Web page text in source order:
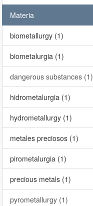
Materia
biometallurgy (1)
biometalurgia (1)
dangerous substances (1)
hidrometalurgia (1)
hydrometallurgy (1)
metales preciosos (1)
pirometalurgia (1)
precious metals (1)
pyrometallurgy (1)